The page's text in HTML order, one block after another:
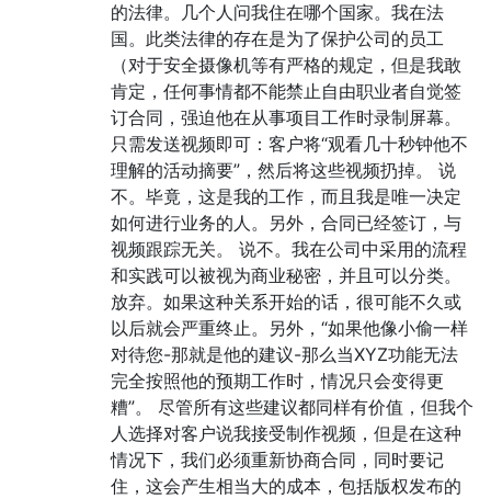
的法律。几个人问我住在哪个国家。我在法
国。此类法律的存在是为了保护公司的员工
（对于安全摄像机等有严格的规定，但是我敢
肯定，任何事情都不能禁止自由职业者自觉签
订合同，强迫他在从事项目工作时录制屏幕。
只需发送视频即可：客户将“观看几十秒钟他不
理解的活动摘要”，然后将这些视频扔掉。 说
不。毕竟，这是我的工作，而且我是唯一决定
如何进行业务的人。另外，合同已经签订，与
视频跟踪无关。 说不。我在公司中采用的流程
和实践可以被视为商业秘密，并且可以分类。
放弃。如果这种关系开始的话，很可能不久或
以后就会严重终止。另外，“如果他像小偷一样
对待您-那就是他的建议-那么当XYZ功能无法
完全按照他的预期工作时，情况只会变得更
糟”。 尽管所有这些建议都同样有价值，但我个
人选择对客户说我接受制作视频，但是在这种
情况下，我们必须重新协商合同，同时要记
住，这会产生相当大的成本，包括版权发布的